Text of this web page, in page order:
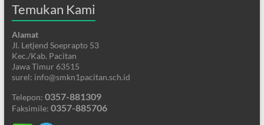
Temukan Kami
Alamat
Jl. Letjend Soeprapto 53
Kec./Kab. Pacitan
Jawa Timur 63515
surel: info@smkn1pacitan.sch.id
Telepon: 0357-881309
Faksimile: 0357-885706